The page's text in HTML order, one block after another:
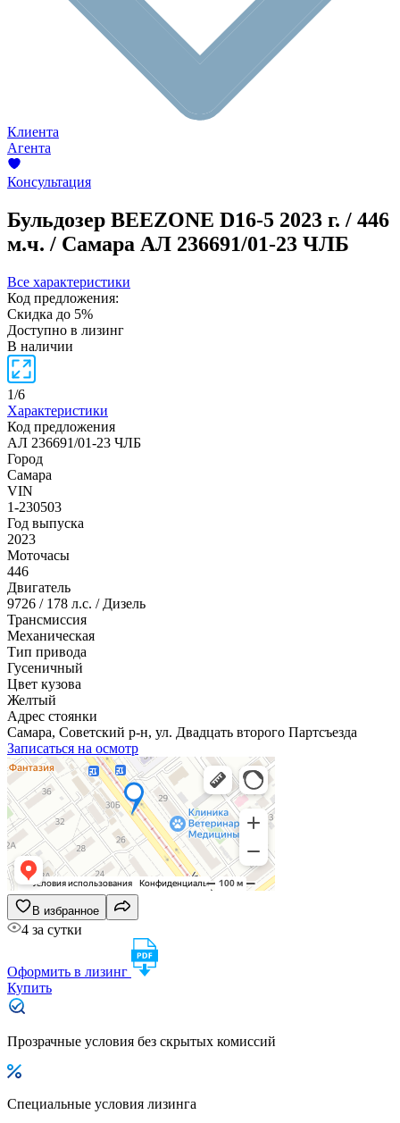
Клиента
Агента
Консультация
Бульдозер BEEZONE D16-5 2023 г. / 446
м.ч. / Самара АЛ 236691/01-23 ЧЛБ
Все характеристики
Код предложения:
Скидка до 5%
Доступно в лизинг
В наличии
1/6
Характеристики
Код предложения
АЛ 236691/01-23 ЧЛБ
Город
Самара
VIN
1-230503
Год выпуска
2023
Моточасы
446
Двигатель
9726 / 178 л.с. / Дизель
Трансмиссия
Механическая
Тип привода
Гусеничный
Цвет кузова
Желтый
Адрес стоянки
Самара, Советский р-н, ул. Двадцать второго Партсъезда
Записаться на осмотр
В избранное
4 за сутки
Оформить в лизинг
Купить
Прозрачные условия без скрытых комиссий
Специальные условия лизинга